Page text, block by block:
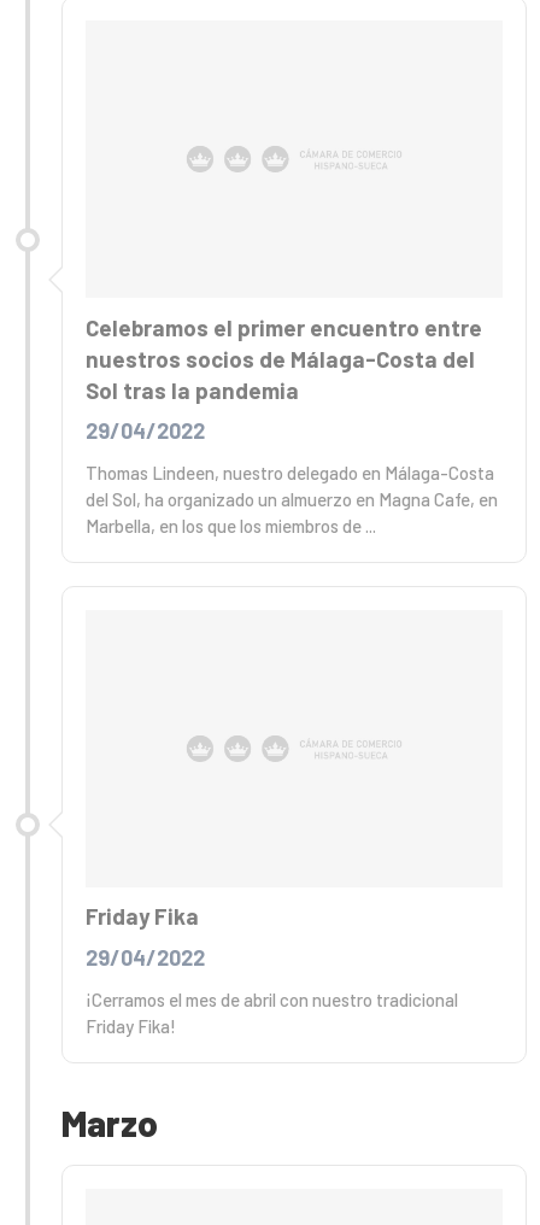
Celebramos el primer encuentro entre
nuestros socios de Málaga-Costa del
Sol tras la pandemia
29/04/2022
Thomas Lindeen, nuestro delegado en Málaga-Costa
del Sol, ha organizado un almuerzo en Magna Cafe, en
Marbella, en los que los miembros de ...
Friday Fika
29/04/2022
¡Cerramos el mes de abril con nuestro tradicional
Friday Fika!
Marzo